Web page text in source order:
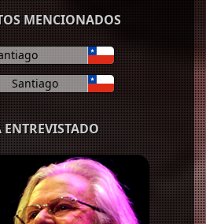
MENCIONADOS
Santiago